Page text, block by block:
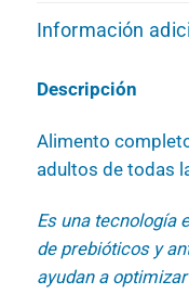
Información
Descripción
Alimento
adultos de todas
Es una tecnología
de prebióticos y
ayudan a